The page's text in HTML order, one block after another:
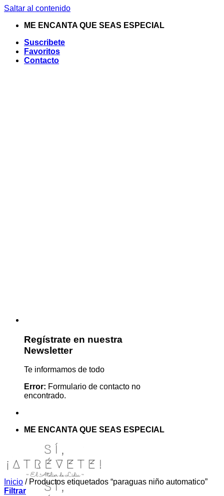
Saltar al contenido
ME ENCANTA QUE SEAS ESPECIAL
Suscribete
Favoritos
Contacto
Regístrate en nuestra
Newsletter
Te informamos de todo
Error: Formulario de contacto no
encontrado.
ME ENCANTA QUE SEAS ESPECIAL
Inicio /Productos etiquetados “paraguas niño automatico”
Filtrar